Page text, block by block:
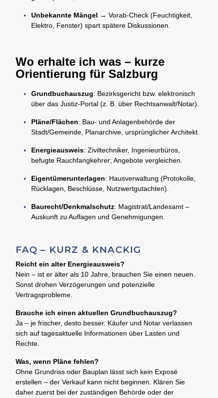
Unbekannte Mängel → Vorab-Check (Feuchtigkeit,
Elektro, Fenster) spart spätere Diskussionen.
Wo erhalte ich was – kurze
Orientierung für Salzburg
Grundbuchauszug: Bezirksgericht bzw. elektronisch
über das Justiz-Portal (z. B. über Rechtsanwalt/Notar).
Pläne/Flächen: Bau- und Anlagenbehörde der
Stadt/Gemeinde, Planarchive, ursprünglicher Architekt.
Energieausweis: Ziviltechniker, Ingenieurbüros,
befugte Rauchfangkehrer; Angebote vergleichen.
Eigentümerunterlagen: Hausverwaltung (Protokolle,
Rücklagen, Beschlüsse, Nutzwertgutachten).
Baurecht/Denkmalschutz: Magistrat/Landesamt –
Auskunft zu Auflagen und Genehmigungen.
FAQ – KURZ & KNACKIG
Reicht ein alter Energieausweis?
Nein – ist er älter als 10 Jahre, brauchen Sie einen neuen.
Sonst drohen Verzögerungen und potenzielle
Vertragsprobleme.
Brauche ich einen aktuellen Grundbuchauszug?
Ja – je frischer, desto besser. Käufer und Notar verlassen
sich auf tagesaktuelle Informationen über Lasten und
Rechte.
Was, wenn Pläne fehlen?
Ohne Grundriss oder Bauplan lässt sich kein Exposé
erstellen – derVerkauf kann nicht beginnen. Klären Sie
daher zuerst bei der zuständigen Behörde oder der